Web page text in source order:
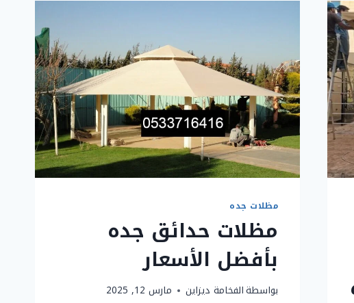
مظلات جده
مظلات حدائق جده
بأفضل الأسعار
بواسطةالفخامة ديزاين مارس 12, 2025